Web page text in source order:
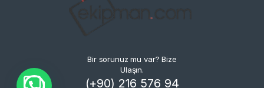
Bir sorunuz mu var? Bize
Ulaşın.
(+90) 216 576 94